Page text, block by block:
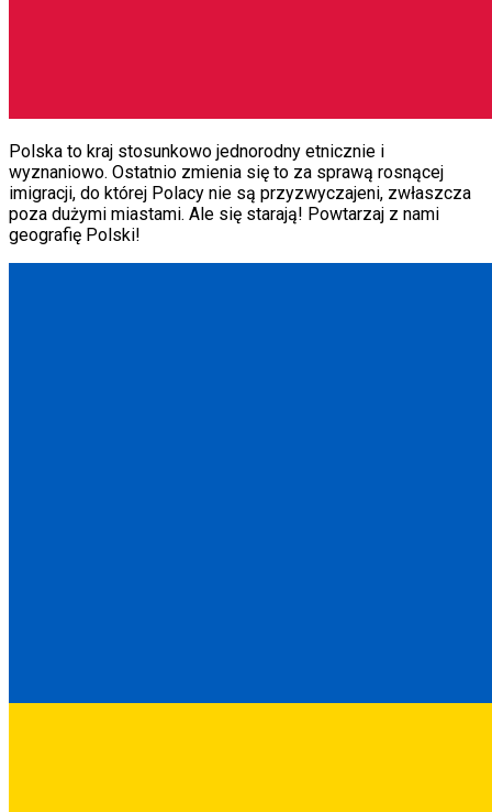
Polska to kraj stosunkowo jednorodny etnicznie i
wyznaniowo. Ostatnio zmienia się to za sprawą rosnącej
imigracji, do której Polacy nie są przyzwyczajeni, zwłaszcza
poza dużymi miastami. Ale się starają! Powtarzaj z nami
geografię Polski!